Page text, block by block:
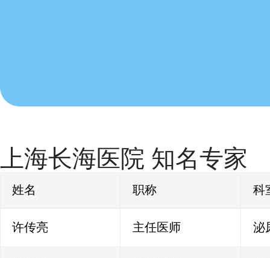
上海长海医院 知名专家
姓名 职称 科
许传亮 主任医师 泌